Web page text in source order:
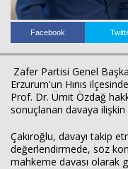
Facebook
Zafer Partisi Genel
Erzurum'un Hınıs
Prof. Dr. Ümit Özdağ
sonuçlanan davaya
Çakıroğlu, davayı takip
değerlendirmede, söz
mahkeme davası olarak